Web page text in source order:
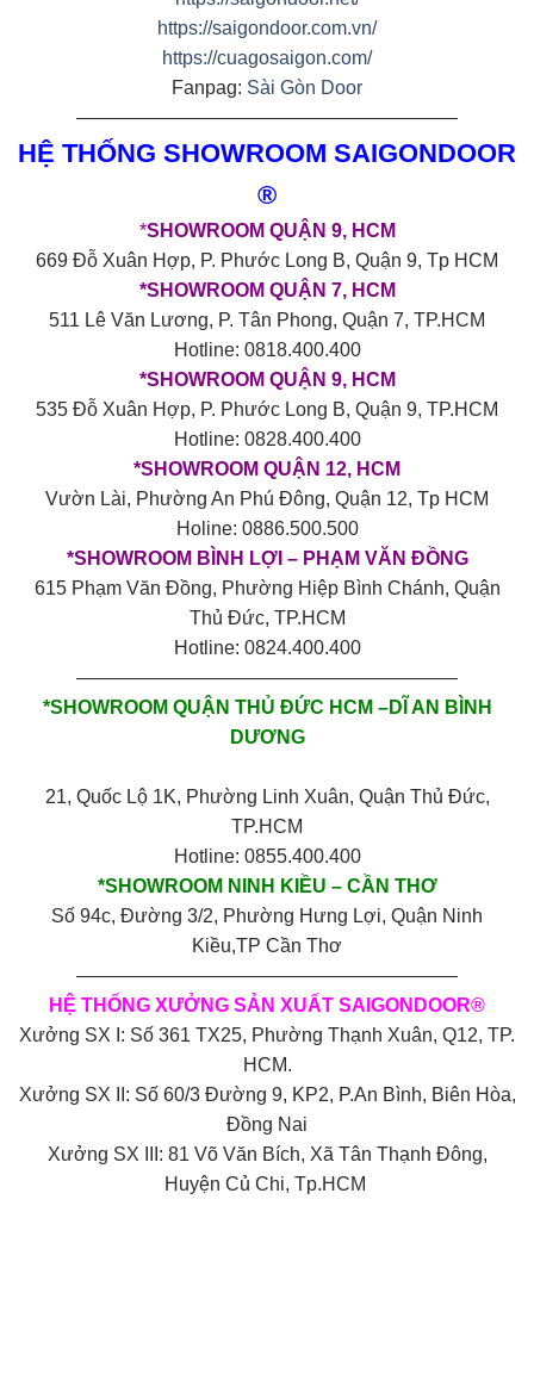
https://saigondoor.com.vn/
https://cuagosaigon.com/
Fanpag: Sài Gòn Door
————————————————————
HỆ THỐNG SHOWROOM SAIGONDOOR
®
*SHOWROOM QUẬN 9, HCM
669 Đỗ Xuân Hợp, P. Phước Long B, Quận 9, Tp HCM
*SHOWROOM QUẬN 7, HCM
511 Lê Văn Lương, P. Tân Phong, Quận 7, TP.HCM
Hotline: 0818.400.400
*SHOWROOM QUẬN 9, HCM
535 Đỗ Xuân Hợp, P. Phước Long B, Quận 9, TP.HCM
Hotline: 0828.400.400
*SHOWROOM QUẬN 12, HCM
Vườn Lài, Phường An Phú Đông, Quận 12, Tp HCM
Holine: 0886.500.500
*SHOWROOM BÌNH LỢI – PHẠM VĂN ĐỒNG
615 Phạm Văn Đồng, Phường Hiệp Bình Chánh, Quận
Thủ Đức, TP.HCM
Hotline: 0824.400.400
————————————————————
*SHOWROOM QUẬN THỦ ĐỨC HCM –DĨ AN BÌNH
DƯƠNG
21, Quốc Lộ 1K, Phường Linh Xuân, Quận Thủ Đức,
TP.HCM
Hotline: 0855.400.400
*SHOWROOM NINH KIỀU – CẦN THƠ
Số 94c, Đường 3/2, Phường Hưng Lợi, Quận Ninh
Kiều,TP Cần Thơ
————————————————————
HỆ THỐNG XƯỞNG SẢN XUẤT SAIGONDOOR®
Xưởng SX I: Số 361 TX25, Phường Thạnh Xuân, Q12, TP.
HCM.
Xưởng SX II: Số 60/3 Đường 9, KP2, P.An Bình, Biên Hòa,
Đồng Nai
Xưởng SX III: 81 Võ Văn Bích, Xã Tân Thạnh Đông,
Huyện Củ Chi, Tp.HCM